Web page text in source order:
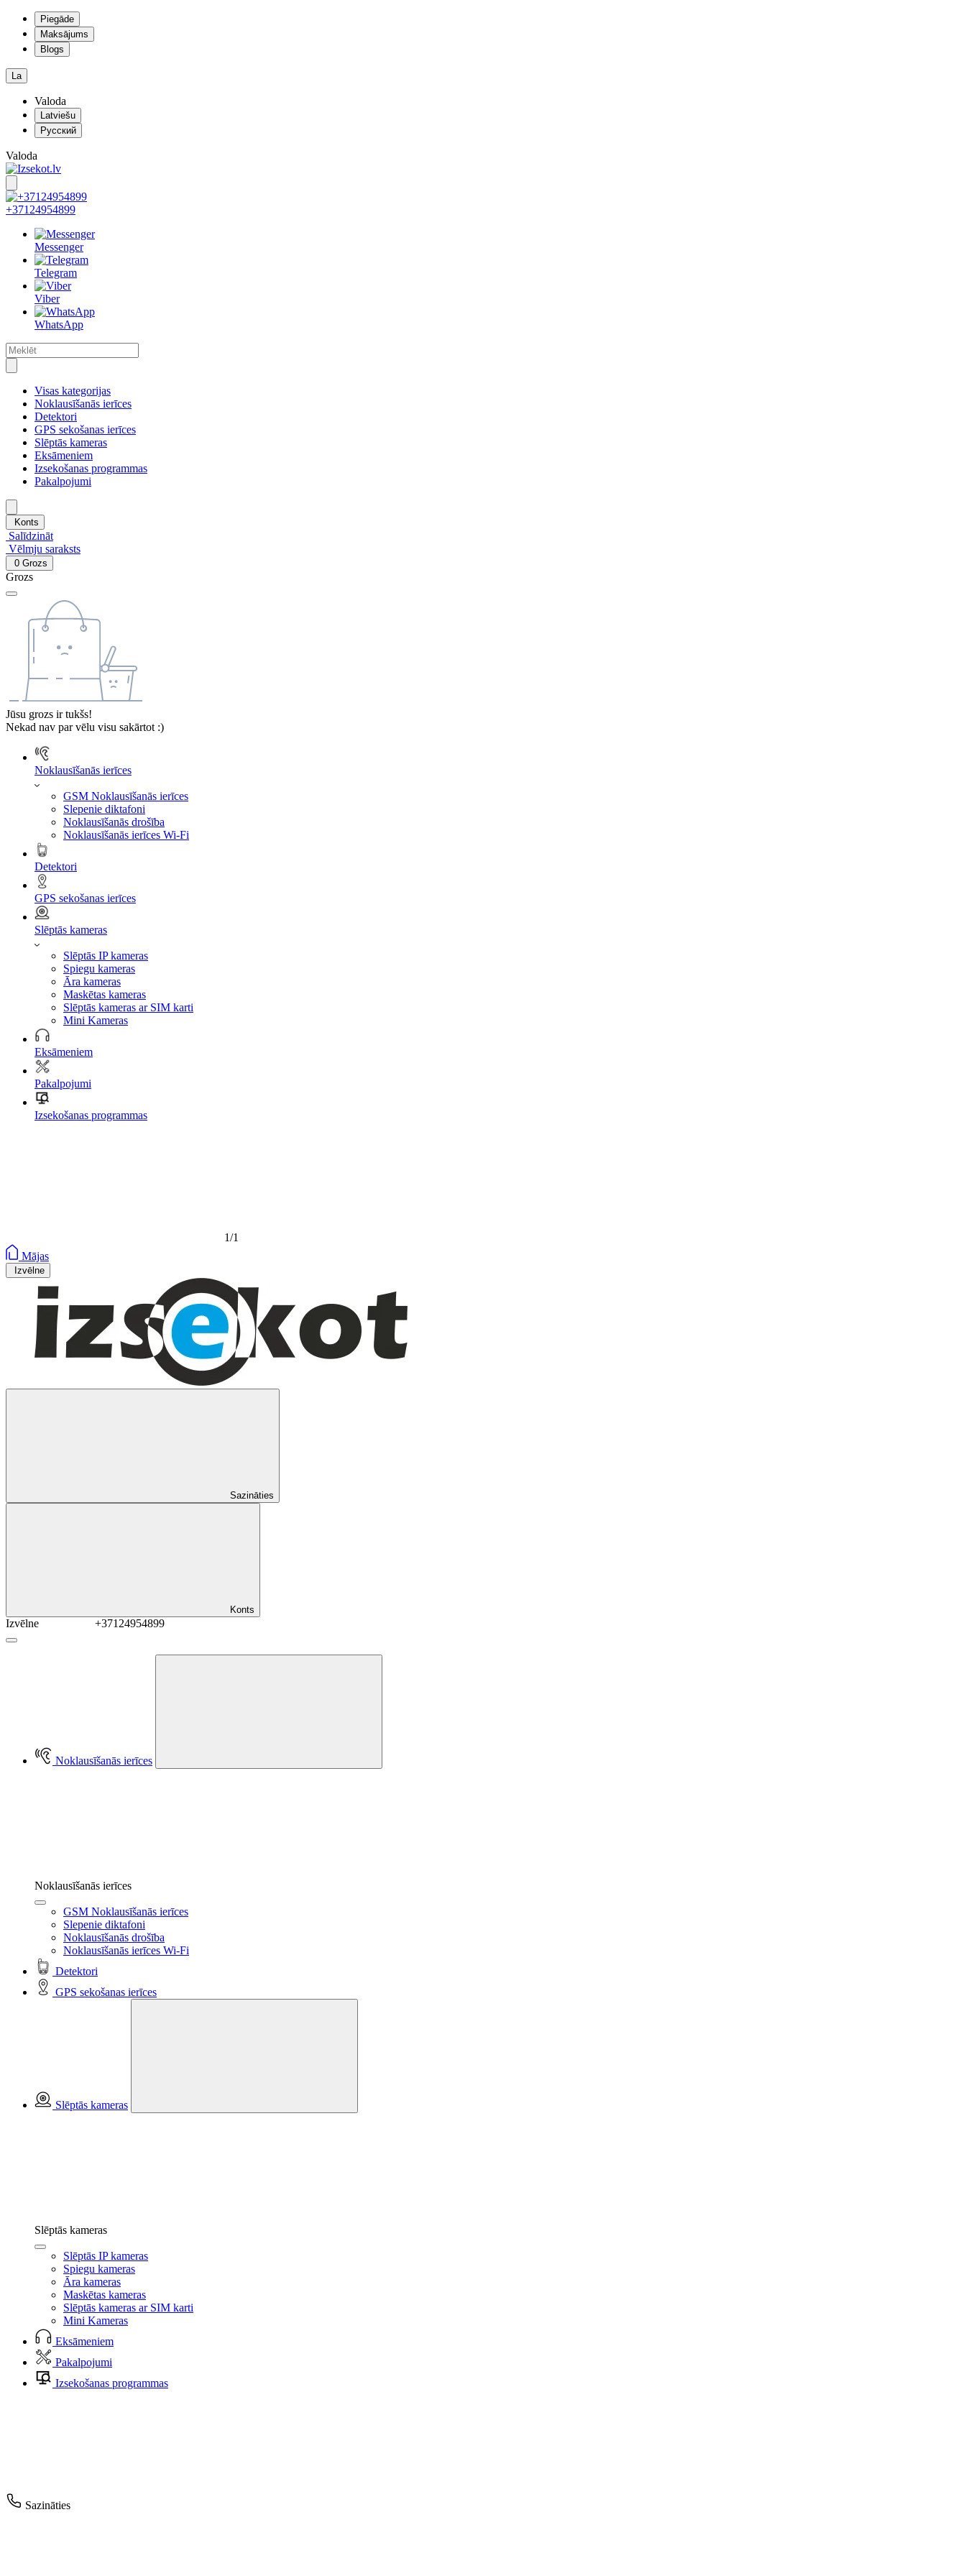
Piegāde
Maksājums
Blogs
La
Valoda
Latviešu
Русский
Valoda
+37124954899
Messenger
Telegram
Viber
WhatsApp
Visas kategorijas
Noklausīšanās ierīces
Detektori
GPS sekošanas ierīces
Slēptās kameras
Eksāmeniem
Izsekošanas programmas
Pakalpojumi
Konts
Salīdzināt
Vēlmju saraksts
0 Grozs
Grozs
Jūsu grozs ir tukšs!
Nekad nav par vēlu visu sakārtot :)
Noklausīšanās ierīces
GSM Noklausīšanās ierīces
Slepenie diktafoni
Noklausīšanās drošība
Noklausīšanās ierīces Wi-Fi
Detektori
GPS sekošanas ierīces
Slēptās kameras
Slēptās IP kameras
Spiegu kameras
Āra kameras
Maskētas kameras
Slēptās kameras ar SIM karti
Mini Kameras
Eksāmeniem
Pakalpojumi
Izsekošanas programmas
1/1
Mājas
Izvēlne
Sazināties
Konts
Izvēlne +37124954899
Noklausīšanās ierīces
Noklausīšanās ierīces
GSM Noklausīšanās ierīces
Slepenie diktafoni
Noklausīšanās drošība
Noklausīšanās ierīces Wi-Fi
Detektori
GPS sekošanas ierīces
Slēptās kameras
Slēptās kameras
Slēptās IP kameras
Spiegu kameras
Āra kameras
Maskētas kameras
Slēptās kameras ar SIM karti
Mini Kameras
Eksāmeniem
Pakalpojumi
Izsekošanas programmas
Sazināties